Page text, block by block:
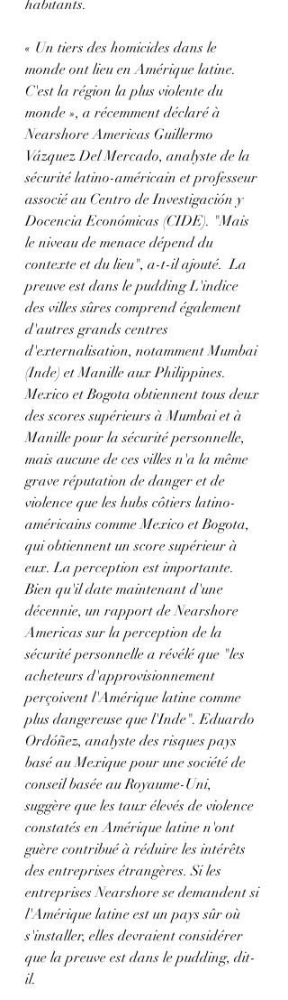
habitants.
« Un tiers des homicides dans le
monde ont lieu en Amérique latine.
C'est la région la plus violente du
monde », a récemment déclaré à
Nearshore Americas Guillermo
Vázquez Del Mercado, analyste de la
sécurité latino-américain et professeur
associé au Centro de Investigación y
Docencia Económicas (CIDE). "Mais
le niveau de menace dépend du
contexte et du lieu", a-t-il ajouté.  La
preuve est dans le pudding L'indice
des villes sûres comprend également
d'autres grands centres
d'externalisation, notamment Mumbai
(Inde) et Manille aux Philippines.
Mexico et Bogota obtiennent tous deux
des scores supérieurs à Mumbai et à
Manille pour la sécurité personnelle,
mais aucune de ces villes n'a la même
grave réputation de danger et de
violence que les hubs côtiers latino-
américains comme Mexico et Bogota,
qui obtiennent un score supérieur à
eux. La perception est importante.
Bien qu'il date maintenant d'une
décennie, un rapport de Nearshore
Americas sur la perception de la
sécurité personnelle a révélé que "les
acheteurs d'approvisionnement
perçoivent l'Amérique latine comme
plus dangereuse que l'Inde". Eduardo
Ordóñez, analyste des risques pays
basé au Mexique pour une société de
conseil basée au Royaume-Uni,
suggère que les taux élevés de violence
constatés en Amérique latine n'ont
guère contribué à réduire les intérêts
des entreprises étrangères. Si les
entreprises Nearshore se demandent si
l'Amérique latine est un pays sûr où
s'installer, elles devraient considérer
que la preuve est dans le pudding, dit-
il.